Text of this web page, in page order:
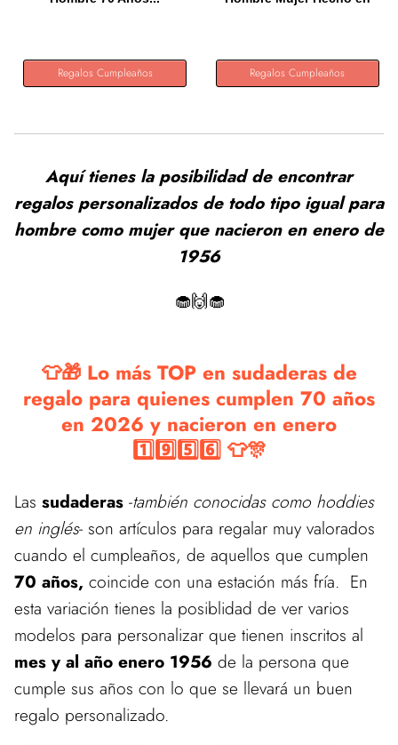
Regalos Cumpleaños Regalos Cumpleaños
Aquí tienes la posibilidad de encontrar
regalos personalizados de todo tipo igual para
hombre como mujer que nacieron en enero de
1956
🧁🙌🧁
👕🎁 Lo más TOP en sudaderas de
regalo para quienes cumplen 70 años
en 2026 y nacieron en enero
1️⃣9️⃣5️⃣6️⃣ 👕🎊
Las sudaderas -también conocidas como hoddies
en inglés- son artículos para regalar muy valorados
cuando el cumpleaños, de aquellos que cumplen
70 años, coincide con una estación más fría. En
esta variación tienes la posiblidad de ver varios
modelos para personalizar que tienen inscritos al
mes y al año enero 1956 de la persona que
cumple sus años con lo que se llevará un buen
regalo personalizado.